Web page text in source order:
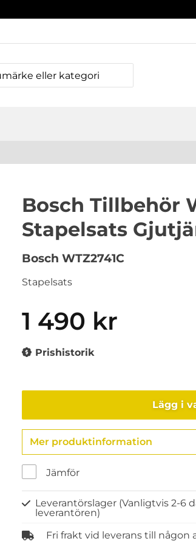
Bosch Tillbehör
Stapelsats
Bosch WTZ2741C
Stapelsats
1 490 kr
Prishistorik
Lägg i
Mer produktinformation
Jämför
Leverantörslager (Vanligtvis 2-6
leverantören)
Fri frakt vid leverans till någon